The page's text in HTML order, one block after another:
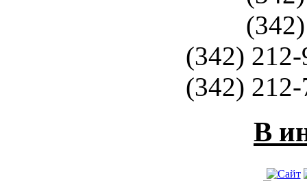
(342)
(342)
В